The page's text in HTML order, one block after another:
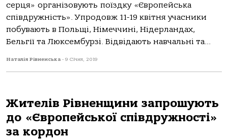
серця» організовують поїздку «Європейська
співдружність». Упродовж 11-19 квітня учасники
побувають в Польщі, Німеччині, Нідерландах,
Бельгії та Люксембурзі. Відвідають навчальні та...
Наталія Рівненська - 9 Січня, 2019
Жителів Рівненщини запрошують
до «Європейської співдружності»
за кордон